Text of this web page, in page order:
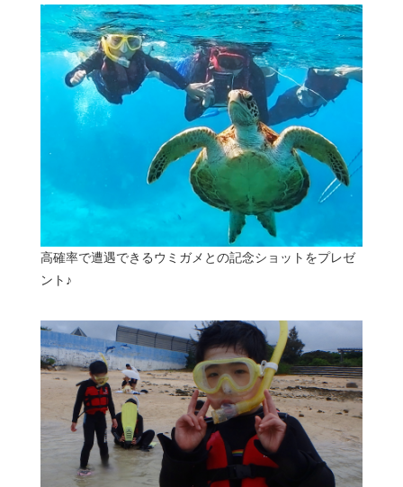
高確率で遭遇できるウミガメとの記念ショットをプレゼ
ント♪